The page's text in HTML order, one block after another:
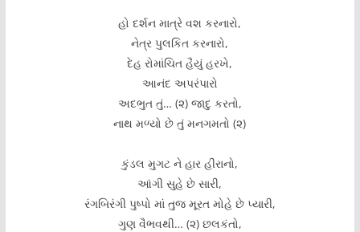
હો દર્શન માત્રે વશ કરનારો,
નેત્ર પુલકિત કરનારો,
દેહ રોમાંચિત હૈયું હરખે,
આનંદ અપરંપારો
અદભુત તું… (૨) જાદુ કરતો,
નાથ મળ્યો છે તું મનગમતો (૨)
કુંડલ મુગટ ને હાર હીરાનો,
આંગી સુહે છે સારી,
રંગબિરંગી પુષ્પો માં તુજ મૂરત મોહે છે પ્યારી,
ગુણ વૈભવથી… (૨) છલકંતો,